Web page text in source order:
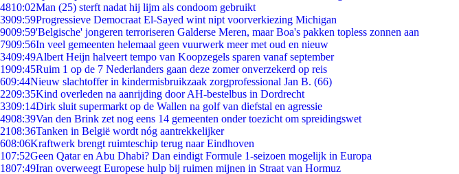
4810:02Man (25) sterft nadat hij lijm als condoom gebruikt
3909:59Progressieve Democraat El-Sayed wint nipt voorverkiezing Michigan
9009:59'Belgische' jongeren terroriseren Galderse Meren, maar Boa's pakken topless zonnen aan
7909:56In veel gemeenten helemaal geen vuurwerk meer met oud en nieuw
3409:49Albert Heijn halveert tempo van Koopzegels sparen vanaf september
1909:45Ruim 1 op de 7 Nederlanders gaan deze zomer onverzekerd op reis
609:44Nieuw slachtoffer in kindermisbruikzaak zorgprofessional Jan B. (66)
2209:35Kind overleden na aanrijding door AH-bestelbus in Dordrecht
3309:14Dirk sluit supermarkt op de Wallen na golf van diefstal en agressie
4908:39Van den Brink zet nog eens 14 gemeenten onder toezicht om spreidingswet
2108:36Tanken in België wordt nóg aantrekkelijker
608:06Kraftwerk brengt ruimteschip terug naar Eindhoven
107:52Geen Qatar en Abu Dhabi? Dan eindigt Formule 1-seizoen mogelijk in Europa
1807:49Iran overweegt Europese hulp bij ruimen mijnen in Straat van Hormuz